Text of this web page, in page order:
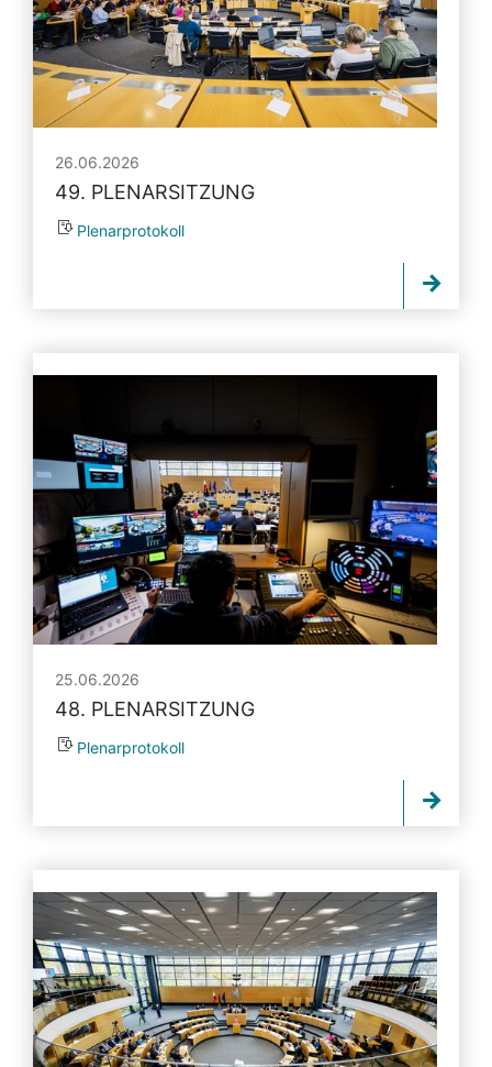
26.06.2026
49. PLENARSITZUNG
Plenarprotokoll
25.06.2026
48. PLENARSITZUNG
Plenarprotokoll